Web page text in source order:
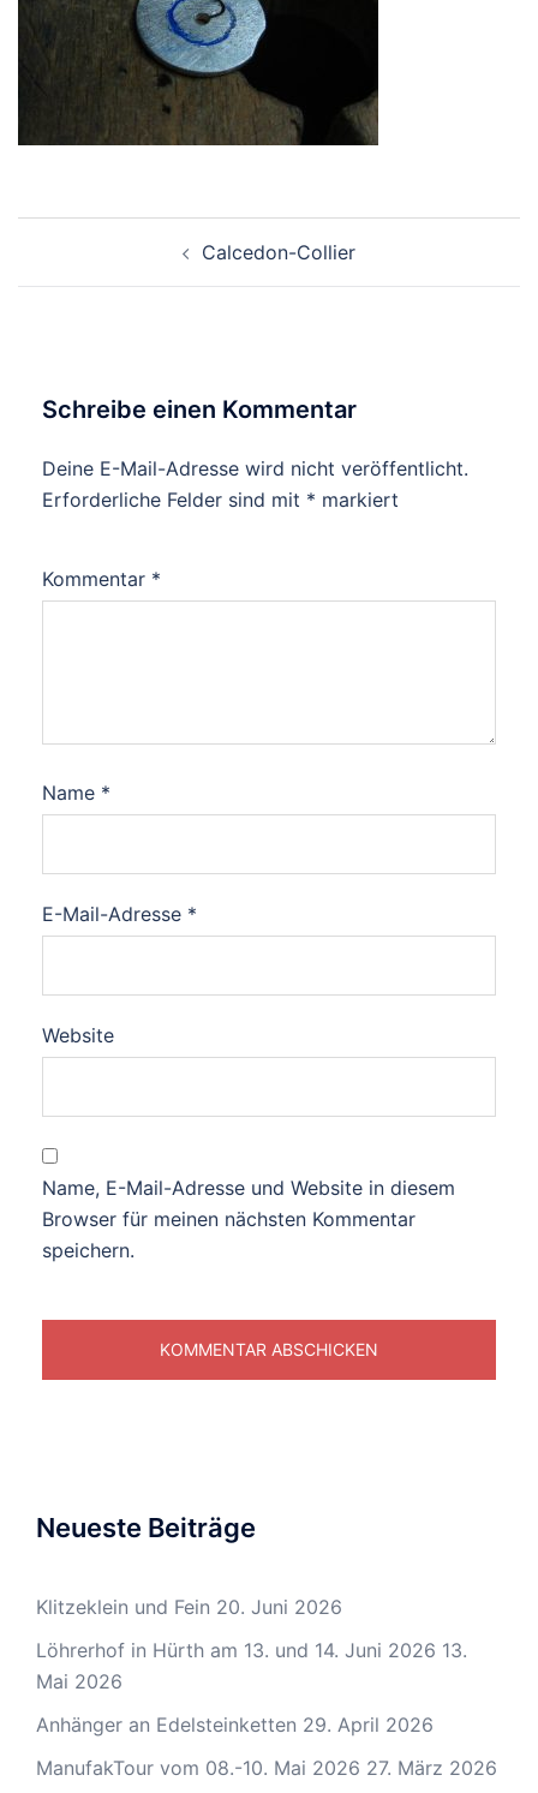
Calcedon-Collier
Schreibe einen Kommentar
Deine E-Mail-Adresse wird nicht veröffentlicht.
Erforderliche Felder sind mit * markiert
Kommentar *
Name *
E-Mail-Adresse *
Website
Name, E-Mail-Adresse und Website in diesem
Browser für meinen nächsten Kommentar
speichern.
Neueste Beiträge
Klitzeklein und Fein 20. Juni 2026
Löhrerhof in Hürth am 13. und 14. Juni 2026 13.
Mai 2026
Anhänger an Edelsteinketten 29. April 2026
ManufakTour vom 08.-10. Mai 2026 27. März 2026